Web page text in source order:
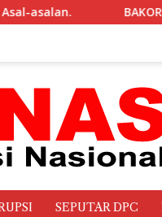
Transparansi
SEPUTAR DPC